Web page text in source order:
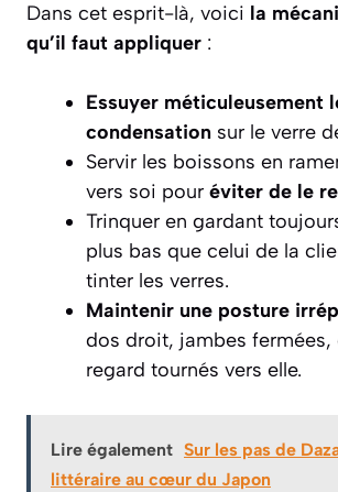
Dans cet esprit-là, voici la
qu’il faut appliquer :
Essuyer méticuleusement
condensation sur le verre
Servir les boissons en
vers soi pour éviter de le
Trinquer en gardant
plus bas que celui de la
tinter les verres.
Maintenir une posture
dos droit, jambes fermées,
regard tournés vers elle.
Lire également Sur les pas de
littéraire au cœur du Japon